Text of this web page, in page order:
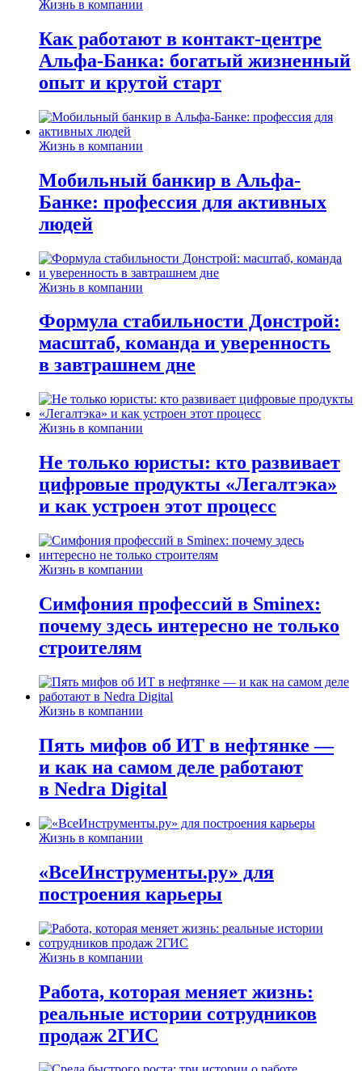
Жизнь в компании
Как работают в контакт-центре
Альфа-Банка: богатый жизненный
опыт и крутой старт
Жизнь в компании
Мобильный банкир в Альфа-
Банке: профессия для активных
людей
Жизнь в компании
Формула стабильности Донстрой:
масштаб, команда и уверенность
в завтрашнем дне
Жизнь в компании
Не только юристы: кто развивает
цифровые продукты «Легалтэка»
и как устроен этот процесс
Жизнь в компании
Симфония профессий в Sminex:
почему здесь интересно не только
строителям
Жизнь в компании
Пять мифов об ИТ в нефтянке —
и как на самом деле работают
в Nedra Digital
Жизнь в компании
«ВсеИнструменты.ру» для
построения карьеры
Жизнь в компании
Работа, которая меняет жизнь:
реальные истории сотрудников
продаж 2ГИС